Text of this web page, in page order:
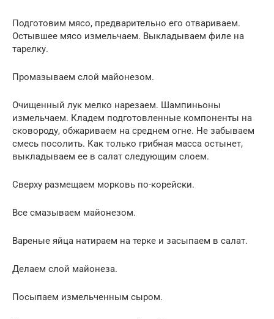
Подготовим мясо, предварительно его отвариваем.
Остывшее мясо измельчаем. Выкладываем филе на
тарелку.
Промазываем слой майонезом.
Очищенный лук мелко нарезаем. Шампиньоны
измельчаем. Кладем подготовленные компоненты на
сковороду, обжариваем на среднем огне. Не забываем
смесь посолить. Как только грибная масса остынет,
выкладываем ее в салат следующим слоем.
Сверху размещаем морковь по-корейски.
Все смазываем майонезом.
Вареные яйца натираем на терке и засыпаем в салат.
Делаем слой майонеза.
Посыпаем измельченным сыром.